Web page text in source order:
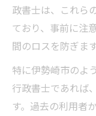
政書士は、これら
ており、事前に注
間のロスを防ぎます
特に伊勢崎市のよ
行政書士であれば
す。過去の利用者